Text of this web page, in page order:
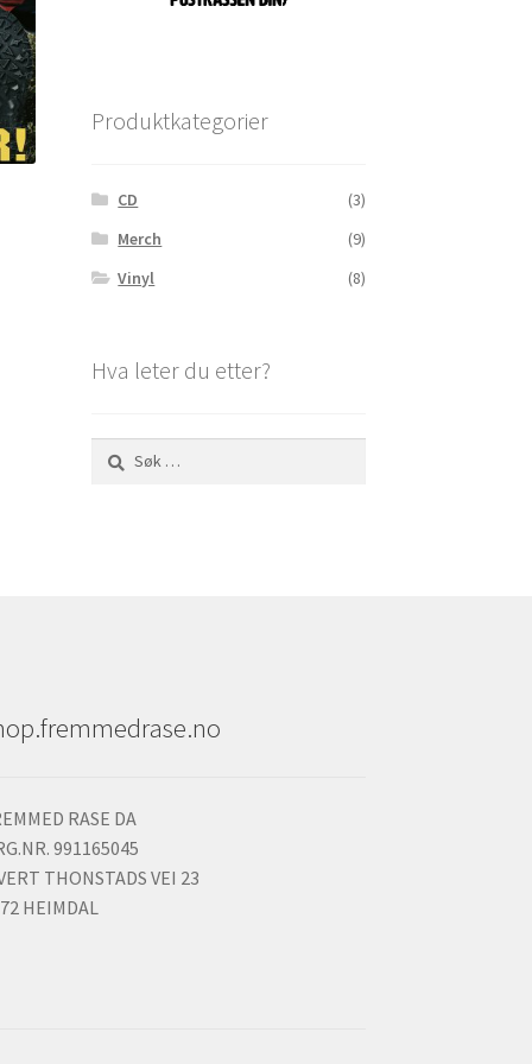
Produktkategorier
CD
(3)
Merch
(9)
Vinyl
(8)
Hva leter du etter?
etter:
RASE DA
991165045
THONSTADS VEI 23
HEIMDAL